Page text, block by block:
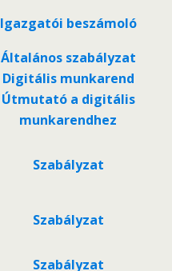
Igazgatói beszámoló
Általános szabályzat
Digitális munkarend
Útmutató a digitális
munkarendhez
Szabályzat
Szabályzat
Szabályzat